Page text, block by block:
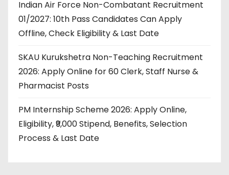
Indian Air Force Non-Combatant Recruitment
01/2027: 10th Pass Candidates Can Apply
Offline, Check Eligibility & Last Date
SKAU Kurukshetra Non-Teaching Recruitment
2026: Apply Online for 60 Clerk, Staff Nurse &
Pharmacist Posts
PM Internship Scheme 2026: Apply Online,
Eligibility, ₹9,000 Stipend, Benefits, Selection
Process & Last Date